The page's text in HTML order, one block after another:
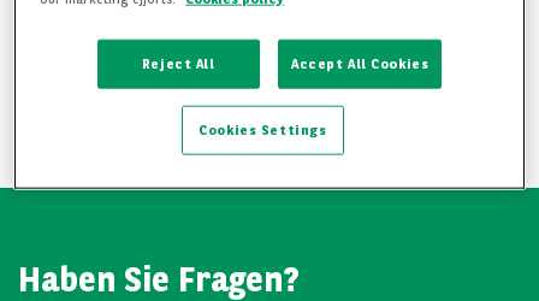
ALLE UNSERE FAHRZEUGE ANSEHEN
Haben Sie Fragen?
Reject All Accept All Cookies
Cookies Settings